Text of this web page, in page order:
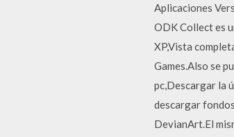
Aplicaciones
ODK Collect es
XP,Vista
Games.Also se
pc,Descargar la
descargar
DevianArt.El